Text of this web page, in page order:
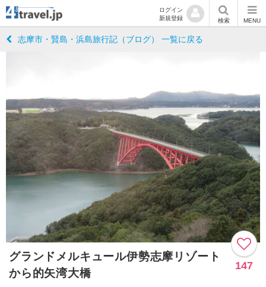
ログイン
新規登録
検索 MENU
志摩市・賢島・浜島旅行記（ブログ） 一覧に戻る
グランドメルキュール伊勢志摩リゾート
から的矢湾大橋
147